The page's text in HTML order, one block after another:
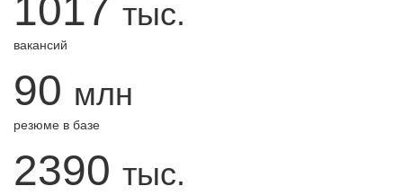
1017 тыс.
вакансий
90 млн
резюме в базе
2390 тыс.